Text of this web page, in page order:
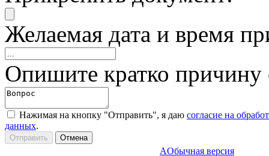
Желаемая дата и время
Опишите кратко
Нажимая на кнопку "Отправить", я даю согласие на
данных.
AОбычная версия